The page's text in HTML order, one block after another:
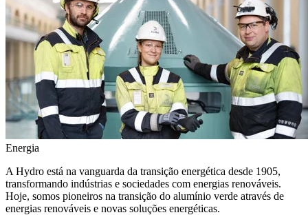
Energia
A Hydro está na vanguarda da transição energética desde 1905,
transformando indústrias e sociedades com energias renováveis.
Hoje, somos pioneiros na transição do alumínio verde através de
energias renováveis e novas soluções energéticas.